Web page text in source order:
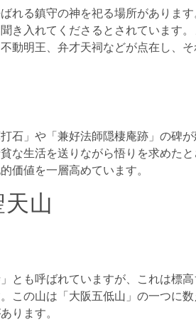
れる鎮守の神を祀る場所がありま
き入れてくださるとされています
動明王、弁才天祠などが点在し、
石」や「兼好法師隠棲庵跡」の碑
な生活を送りながら悟りを求めた
価値を一層高めています。
山
とも呼ばれていますが、これは標
この山は「大阪五低山」の一つに
ります。